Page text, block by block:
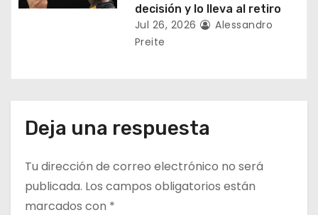
decisión y lo lleva al retiro
Jul 26, 2026
Alessandro
Preite
Deja una respuesta
Tu dirección de correo electrónico no será
publicada. Los campos obligatorios están
marcados con *